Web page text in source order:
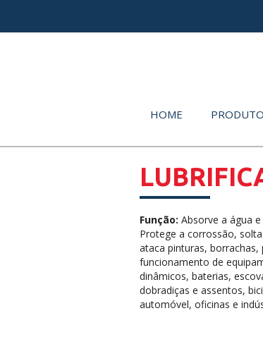
HOME
Função: Absorve a água
Protege a corrossão,
ataca pinturas,
funcionamento de
dinâmicos, baterias,
dobradiças e assentos,
automóvel, oficinas e